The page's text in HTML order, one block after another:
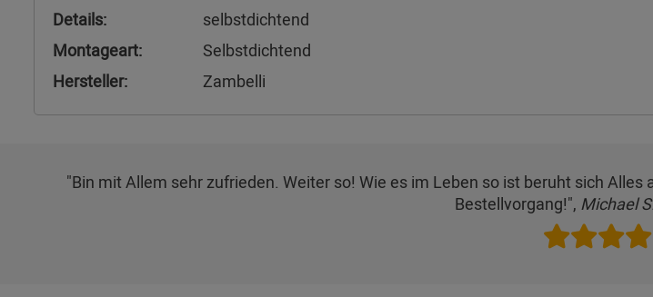
Details:
selbstdichtend
Montageart:
Selbstdichtend
Hersteller:
Zambelli
"Bin mit Allem sehr zufrieden. Weiter so! Wie es im Leben so ist beruht sich
Bestellvorgang!", Michael